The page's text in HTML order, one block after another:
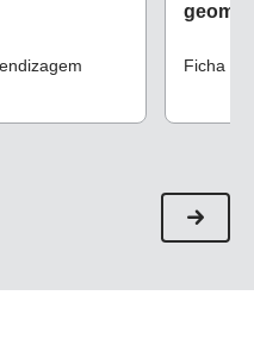
Ficha